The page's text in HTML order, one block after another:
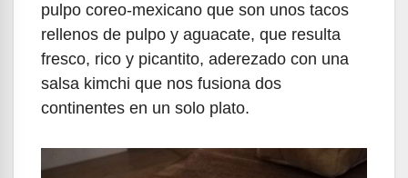
pulpo coreo-mexicano que son unos tacos
rellenos de pulpo y aguacate, que resulta
fresco, rico y picantito, aderezado con una
salsa kimchi que nos fusiona dos
continentes en un solo plato.